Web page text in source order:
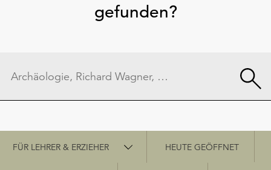
gefunden?
Schnellzugriff
FÜR LEHRER & ERZIEHER HEUTE GEÖFFNET